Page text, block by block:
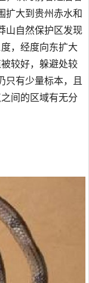
扩大到贵州赤水和
山自然保护区发现
，经度向东扩大
较好，躲避处较
只有少量标本，且
间的区域有无分